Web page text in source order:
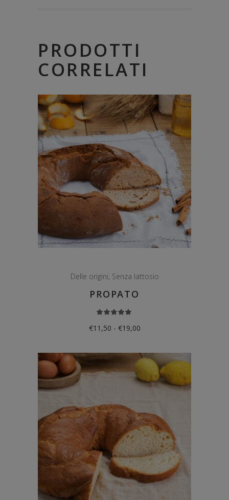
PRODOTTI
CORRELATI
Delle origini, Senza lattosio
PROPATO
€11,50 - €19,00Fascia
€11,50
€19,00